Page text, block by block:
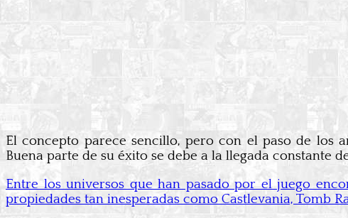
El concepto parece sencillo, pero con el paso de los
Buena parte de su éxito se debe a la llegada constante
Entre los universos que han pasado por el juego
propiedades tan inesperadas como Castlevania, Tomb